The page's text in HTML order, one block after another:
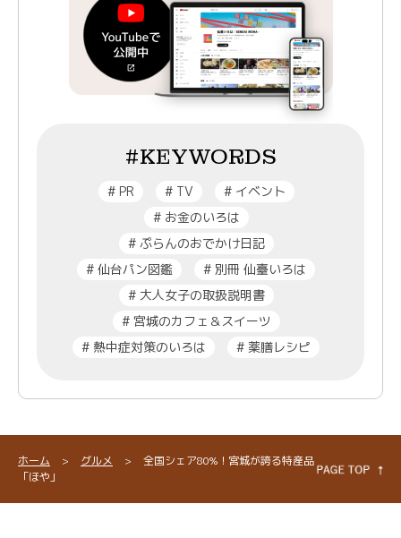
#KEYWORDS
#PR #TV #イベント
#お金のいろは
#ぷらんのおでかけ日記
# 仙台パン図鑑 # 別冊 仙臺いろは
#大人女子の取扱説明書
#宮城のカフェ＆スイーツ
# 熱中症対策のいろは # 薬膳レシピ
ホーム > グルメ >
全国シェア80%！宮城が誇る特産品
「ほや」